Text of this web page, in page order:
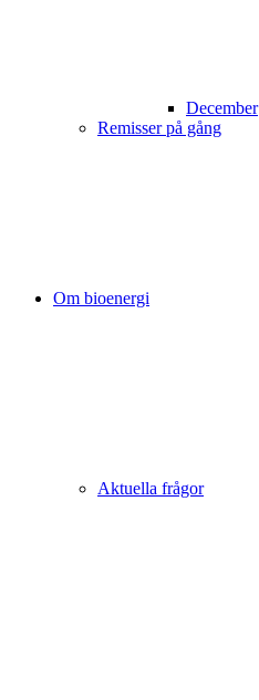
December
Remisser på gång
Om bioenergi
Aktuella frågor